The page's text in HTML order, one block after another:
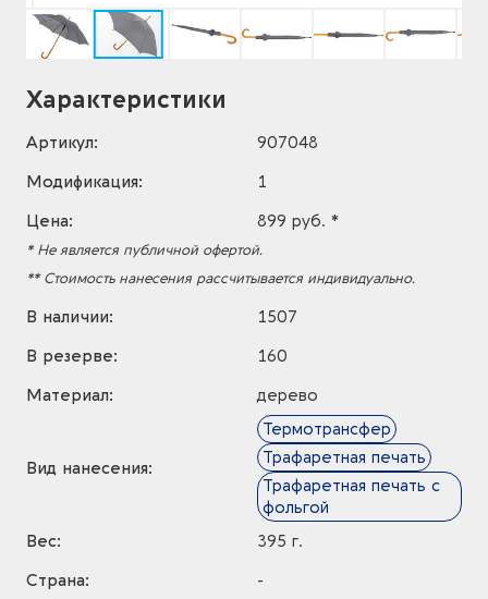
Характеристики
Артикул:
907048
Модификация:
1
Цена:
899 руб. *
* Не является публичной офертой.
** Стоимость нанесения рассчитывается индивидуально.
В наличии:
1507
В резерве:
160
Материал:
дерево
Вид нанесения:
Термотрансфер
Трафаретная печать
Трафаретная печать с
фольгой
Вес:
395 г.
Страна:
-